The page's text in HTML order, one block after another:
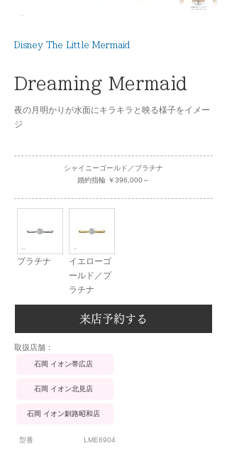
Disney The Little Mermaid
Dreaming Mermaid
夜の月明かりが水面にキラキラと映る様子をイメー
ジ
シャイニーゴールド／プラチナ
婚約指輪 ￥396,000～
プラチナ
イエローゴ
ールド／プ
ラチナ
来店予約する
​取扱店舗：
石岡 イオン帯広店
石岡 イオン北見店
石岡 イオン釧路昭和店
型番 LME6904